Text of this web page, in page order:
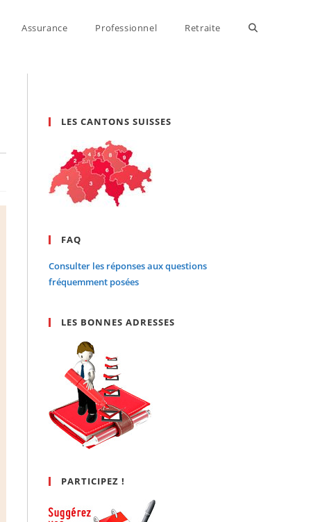
Assurance Professionnel Retraite Toggle
LES CANTONS SUISSES
FAQ
Consulter les réponses aux questions
fréquemment posées
LES BONNES ADRESSES
PARTICIPEZ !